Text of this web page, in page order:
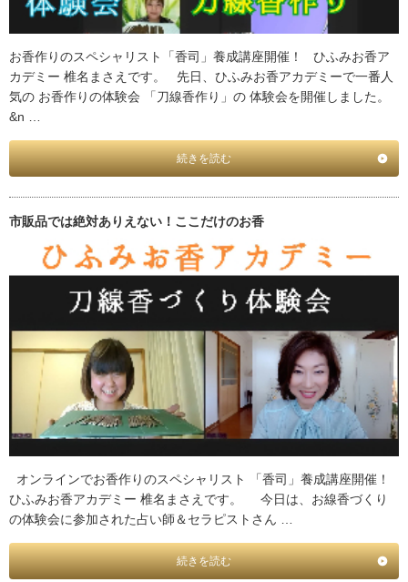
お香作りのスペシャリスト「香司」養成講座開催！ ひふみお香ア
カデミー 椎名まさえです。 先日、ひふみお香アカデミーで一番人
気の お香作りの体験会 「刀線香作り」の 体験会を開催しました。
&n …
続きを読む
市販品では絶対ありえない！ここだけのお香
オンラインでお香作りのスペシャリスト 「香司」養成講座開催！
ひふみお香アカデミー 椎名まさえです。 今日は、お線香づくり
の体験会に参加された占い師＆セラピストさん …
続きを読む